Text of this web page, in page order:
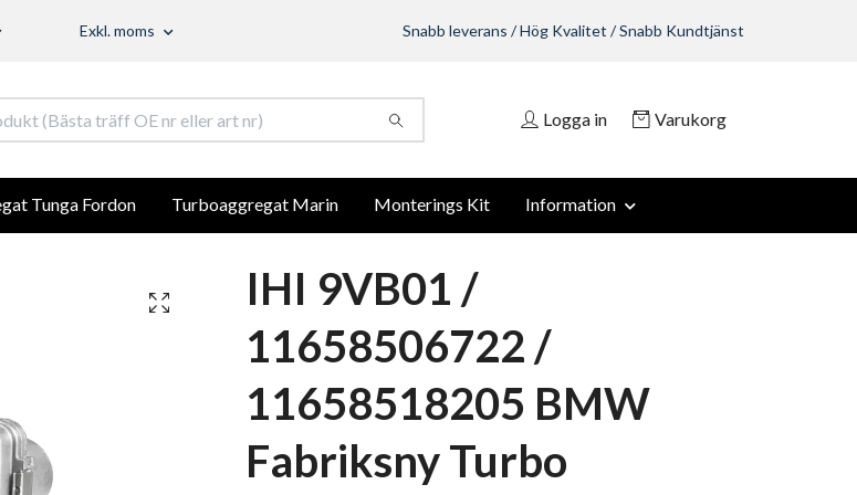
Exkl. moms Snabb leverans / Hög Kvalitet / Snabb Kundtjänst
Logga in Varukorg
Tunga Fordon Turboaggregat Marin Monterings Kit Information
IHI 9VB01 /
11658506722 /
11658518205 BMW
Fabriksny Turbo